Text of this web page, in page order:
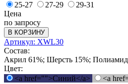
25-27
27-29
29-31
Цена
по запросу
В КОРЗИНУ
Артикул: XWL30
Состав:
Акрил 61%; Шерсть 15%;
Цвет:
<a href="">Синий</a>
<a